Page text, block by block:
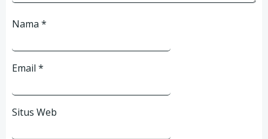
Nama *
Email *
Situs Web